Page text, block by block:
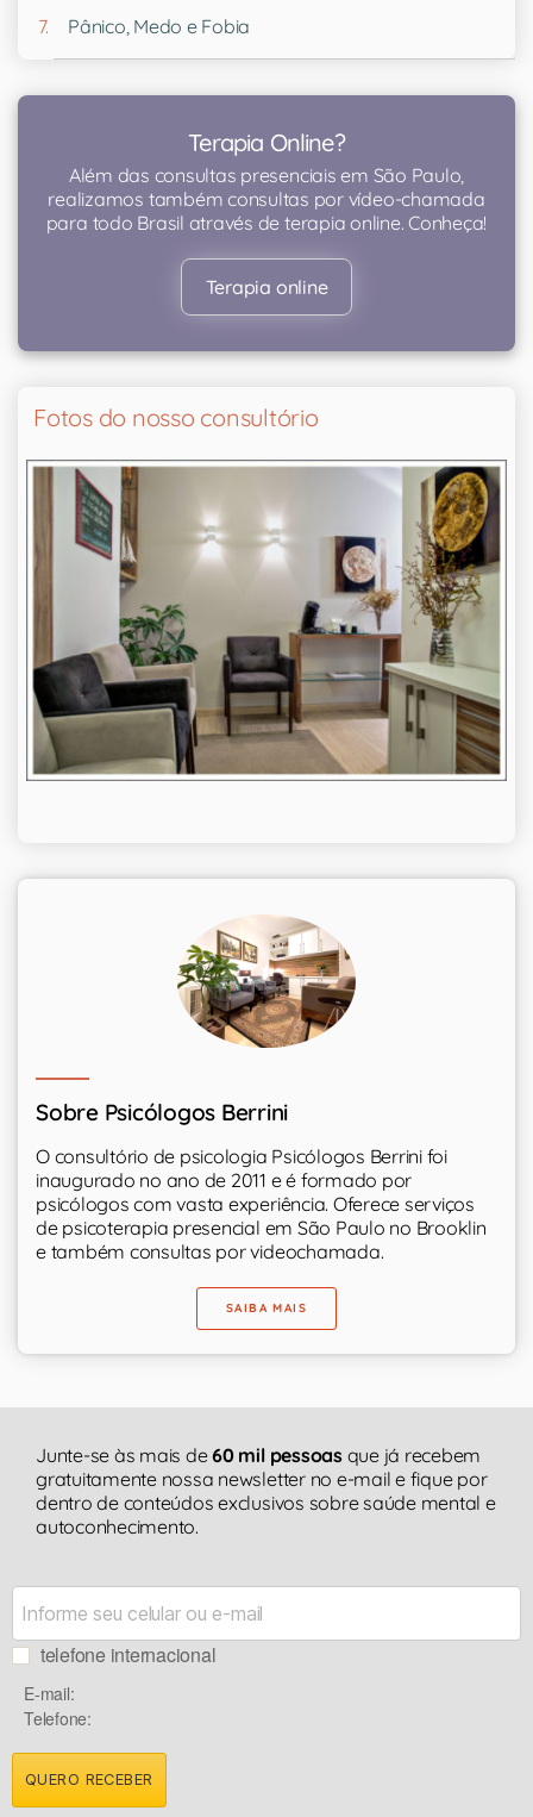
Pânico, Medo e Fobia
Terapia Online?
Além das consultas presenciais em São Paulo,
realizamos também consultas por vídeo-chamada
para todo Brasil através de terapia online. Conheça!
Terapia online
Fotos do nosso consultório
Sobre Psicólogos Berrini
O consultório de psicologia Psicólogos Berrini foi
inaugurado no ano de 2011 e é formado por
psicólogos com vasta experiência. Oferece serviços
de psicoterapia presencial em São Paulo no Brooklin
e também consultas por videochamada.
SAIBA MAIS
Junte-se às mais de60 mil pessoasque já recebem
gratuitamente nossa newsletter no e-mail e fique por
dentro de conteúdos exclusivos sobre saúde mental e
autoconhecimento.
telefone internacional
E-mail:
Telefone:
QUERO RECEBER